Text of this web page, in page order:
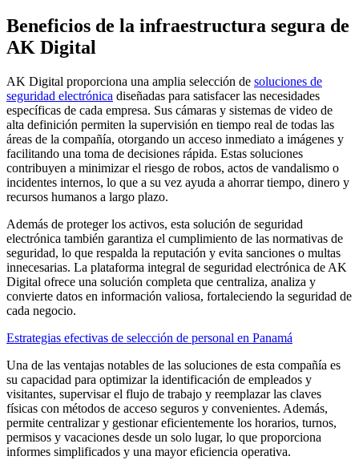
Beneficios de la infraestructura segura de
AK Digital
AK Digital proporciona una amplia selección de soluciones de
seguridad electrónica diseñadas para satisfacer las necesidades
específicas de cada empresa. Sus cámaras y sistemas de video de
alta definición permiten la supervisión en tiempo real de todas las
áreas de la compañía, otorgando un acceso inmediato a imágenes y
facilitando una toma de decisiones rápida. Estas soluciones
contribuyen a minimizar el riesgo de robos, actos de vandalismo o
incidentes internos, lo que a su vez ayuda a ahorrar tiempo, dinero y
recursos humanos a largo plazo.
Además de proteger los activos, esta solución de seguridad
electrónica también garantiza el cumplimiento de las normativas de
seguridad, lo que respalda la reputación y evita sanciones o multas
innecesarias. La plataforma integral de seguridad electrónica de AK
Digital ofrece una solución completa que centraliza, analiza y
convierte datos en información valiosa, fortaleciendo la seguridad de
cada negocio.
Estrategias efectivas de selección de personal en Panamá
Una de las ventajas notables de las soluciones de esta compañía es
su capacidad para optimizar la identificación de empleados y
visitantes, supervisar el flujo de trabajo y reemplazar las claves
físicas con métodos de acceso seguros y convenientes. Además,
permite centralizar y gestionar eficientemente los horarios, turnos,
permisos y vacaciones desde un solo lugar, lo que proporciona
informes simplificados y una mayor eficiencia operativa.